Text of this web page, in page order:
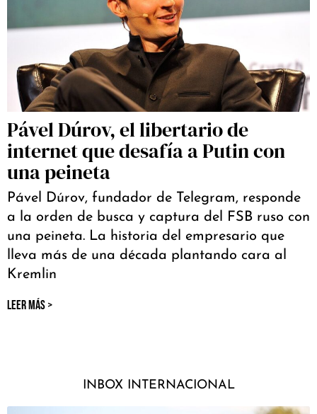
Pável Dúrov, el libertario de
internet que desafía a Putin con
una peineta
Pável Dúrov, fundador de Telegram, responde
a la orden de busca y captura del FSB ruso con
una peineta. La historia del empresario que
lleva más de una década plantando cara al
Kremlin
LEER MÁS >
INBOX INTERNACIONAL